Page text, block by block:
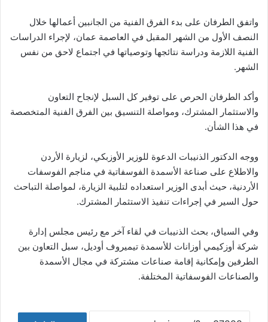
واتفق الطرفان على بدء الفرق الفنية من الجانبين أعمالها خلال
النصف الأول من الشهر المقبل في العاصمة عمان، لإجراء الدراسات
الفنية اللازمة ودراسة نتائجها وتوصياتها في اجتماع لاحق من نفس
الشهر.
وأكد الطرفان الحرص على توفير كل السبل لإنجاح التعاون
والاستثمار المشترك، ومواصلة التنسيق بين الفرق الفنية المتخصصة
في هذا الشأن.
ووجه الدكتور الذنيبات الدعوة للوزير الأوزبكي، لزيارة الأردن
والاطلاع على صناعة الأسمدة الفوسفاتية في مناجم الفوسفات
الأردنية، حيث أبدى الوزير استعداده لتلبية الزيارة، لمواصلة التباحث
حول السير في إجراءات تنفيذ الاستثمار المشترك.
وفي السياق، بحث الذنيبات في لقاء آخر مع رئيس مجلس إدارة
شركة أوزكيمي أوزانات للأسمدة تيميروف أوديل، سبل التعاون بين
الطرفين وإمكانية إقامة صناعات مشتركة في مجال الأسمدة
والصناعات الفوسفاتية المختلفة.